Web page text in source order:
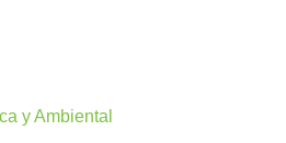
y Ambiental